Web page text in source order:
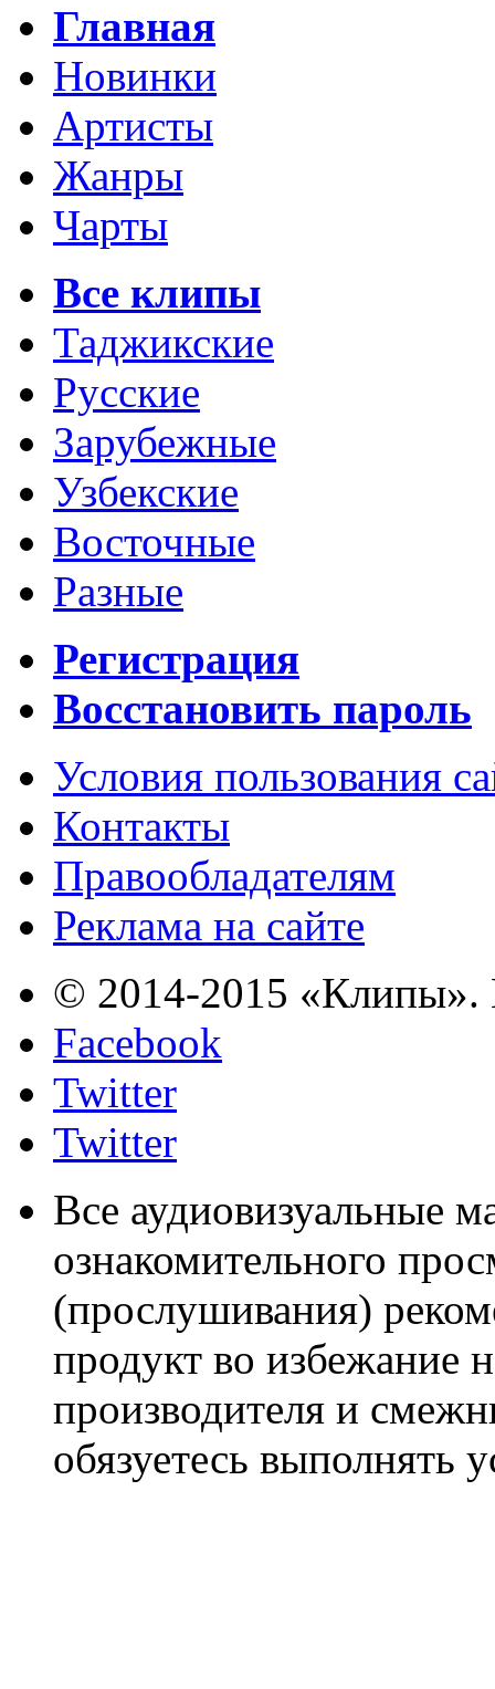
Главная
Новинки
Артисты
Жанры
Чарты
Все клипы
Таджикские
Русские
Зарубежные
Узбекские
Восточные
Разные
Регистрация
Восстановить пароль
Условия пользования
Контакты
Правообладателям
Реклама на сайте
© 2014-2015 «Клипы».
Facebook
Twitter
Twitter
Все аудиовизуальные
ознакомительного
(прослушивания)
продукт во избежание
производителя и
обязуетесь выполнять